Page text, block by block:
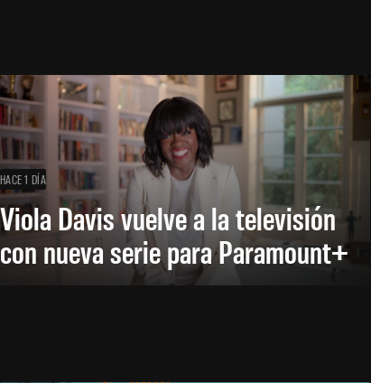
HACE 1 DÍA
Viola Davis vuelve a la televisión
con nueva serie para Paramount+